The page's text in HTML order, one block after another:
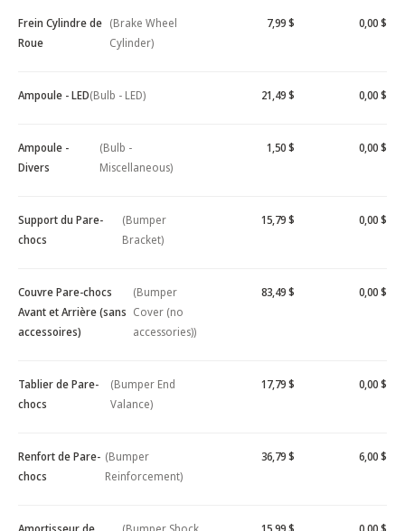
Frein Cylindre de
Roue
(Brake Wheel
Cylinder)
7,99 $ 0,00 $
Ampoule - LED(Bulb - LED) 21,49 $ 0,00 $
Ampoule -
Divers
(Bulb -
Miscellaneous)
1,50 $ 0,00 $
Support du Pare-
chocs
(Bumper
Bracket)
15,79 $ 0,00 $
Couvre Pare-chocs
Avant et Arrière (sans
accessoires)
(Bumper
Cover (no
accessories))
83,49 $ 0,00 $
Tablier de Pare-
chocs
(Bumper End
Valance)
17,79 $ 0,00 $
Renfort de Pare-
chocs
(Bumper
Reinforcement)
36,79 $ 6,00 $